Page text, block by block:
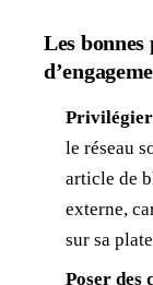
Les
le réseau
article de
externe,
sur sa
Poser des